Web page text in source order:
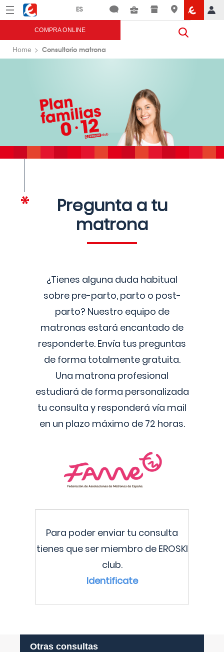
Menú Eroski
COMPRA ONLINE
Home Consultorio matrona
Pregunta a tu
matrona
¿Tienes alguna duda habitual
sobre pre-parto, parto o post-
parto? Nuestro equipo de
matronas estará encantado de
responderte. Envía tus preguntas
de forma totalmente gratuita.
Una matrona profesional
estudiará de forma personalizada
tu consulta y responderá vía mail
en un plazo máximo de 72 horas.
Para poder enviar tu consulta
tienes que ser miembro de EROSKI
club.
Identificate
Otras consultas